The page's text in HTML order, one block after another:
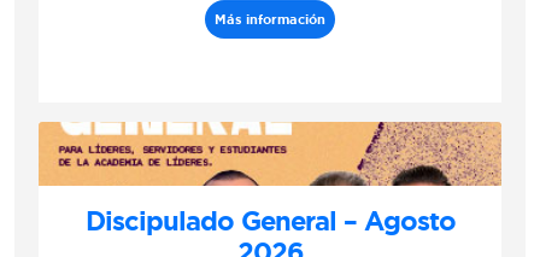
Más información
Discipulado General – Agosto